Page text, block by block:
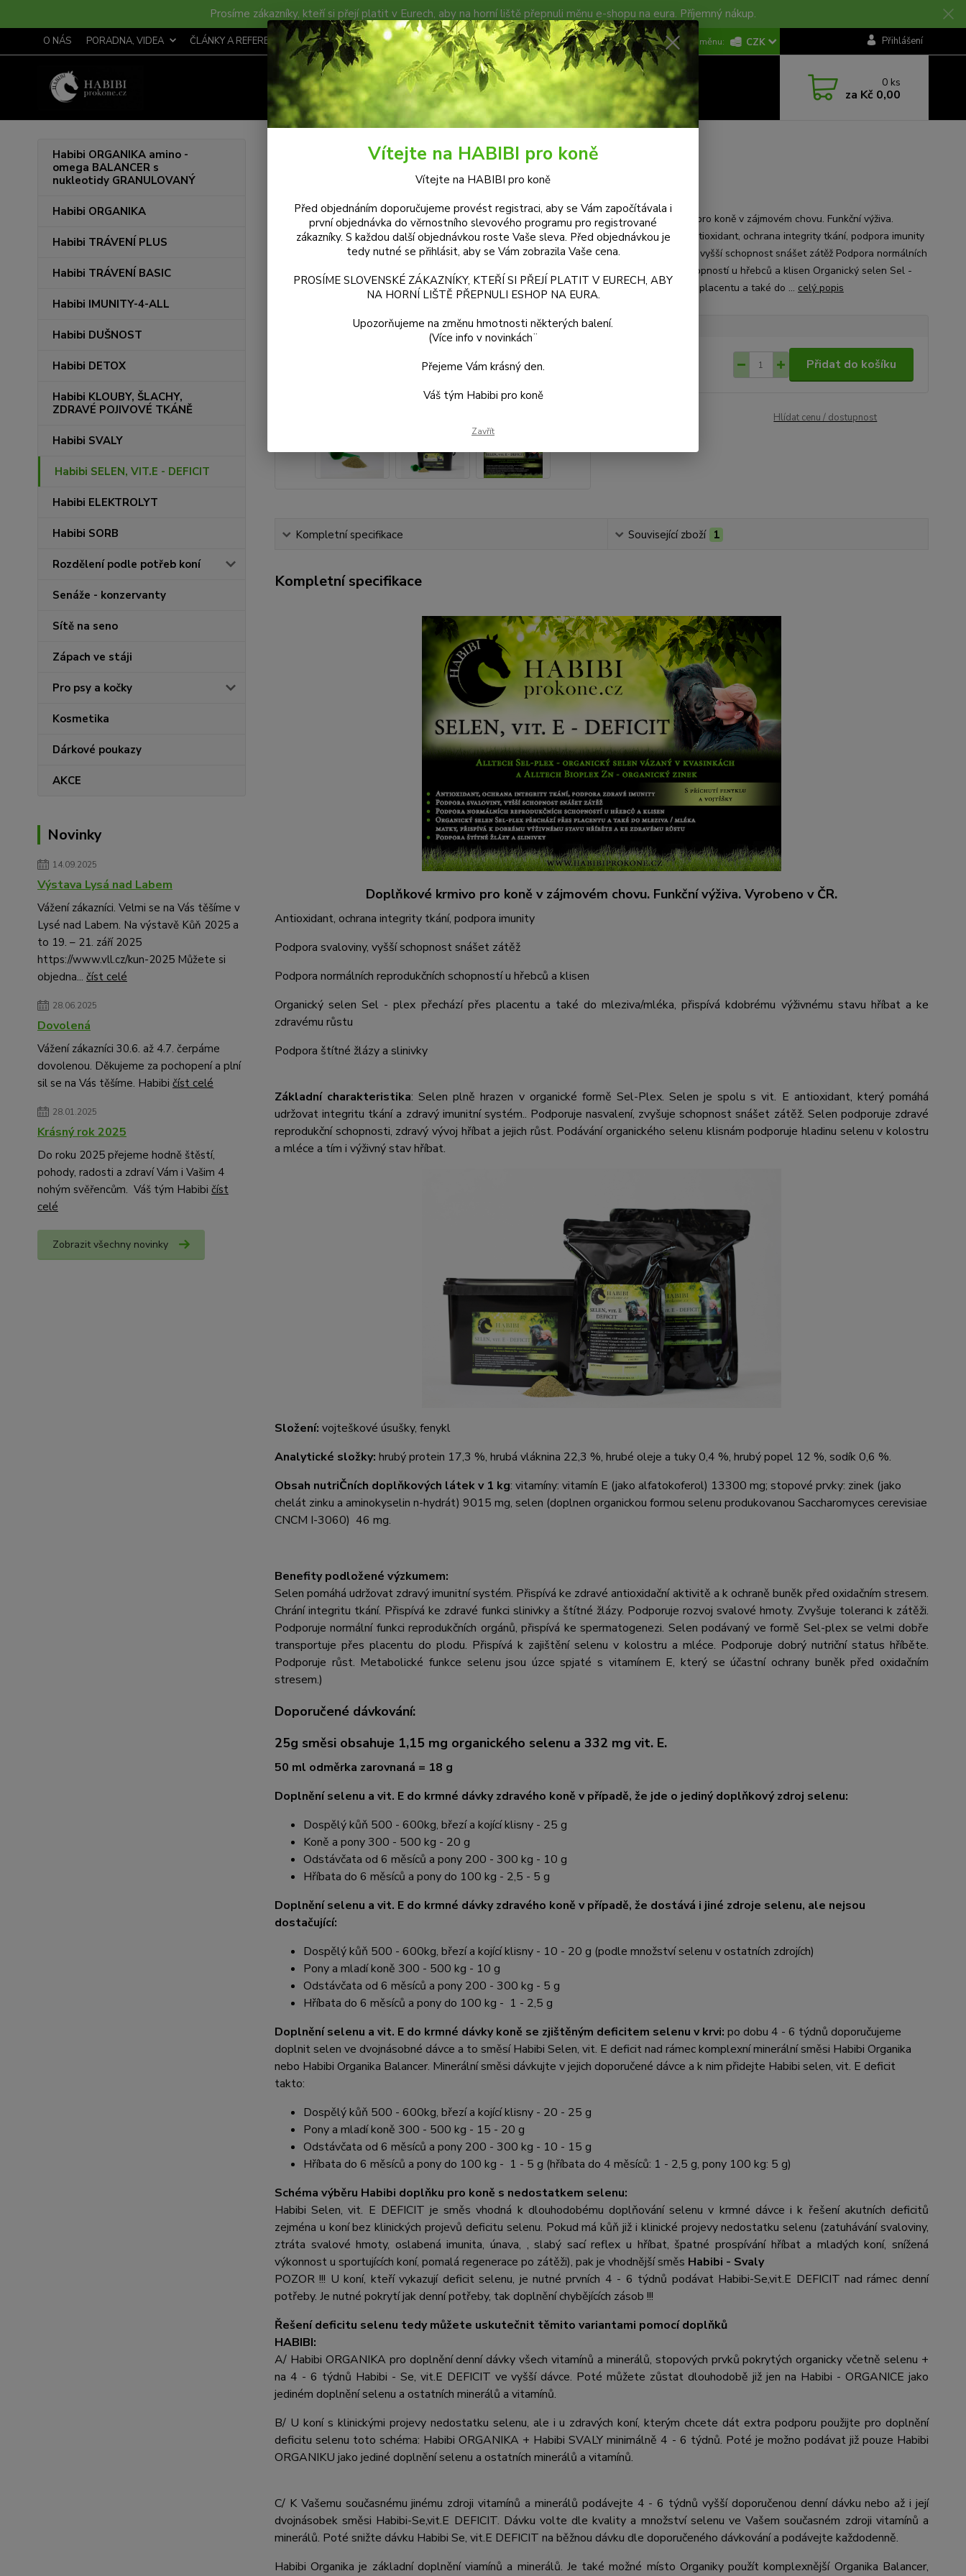
Prosíme zákazníky, kteří si přejí platit v Eurech, aby na horní liště přepnuli měnu e-shopu na eura. Příjemný nákup.
O NÁS PORADNA, VIDEA ČLÁNKY A REFERENCE STÁJ HABIBI KOŇSKÉ EXPEDICE PODMÍNKY A DOKUMENTY KONTAKTY CZK Přihlášení
Hledat 0 ks
za Kč 0,00
Habibi ORGANIKA amino -
omega BALANCER s
nukleotidy GRANULOVANÝ
Habibi ORGANIKA
Habibi TRÁVENÍ PLUS
Habibi TRÁVENÍ BASIC
Habibi IMUNITY-4-ALL
Habibi DUŠNOST
Habibi DETOX
Habibi KLOUBY, ŠLACHY,
ZDRAVÉ POJIVOVÉ TKÁNĚ
Habibi SVALY
Habibi SELEN, VIT.E - DEFICIT
Habibi ELEKTROLYT
Habibi SORB
Rozdělení podle potřeb koní
Senáže - konzervanty
Sítě na seno
Zápach ve stáji
Pro psy a kočky
Kosmetika
Dárkové poukazy
AKCE
Novinky
14.09.2025
Výstava Lysá nad Labem
Vážení zákazníci. Velmi se na Vás těšíme v
Lysé nad Labem. Na výstavě Kůň 2025 a
to 19. – 21. září 2025
https://www.vll.cz/kun-2025 Můžete si
objedna... číst celé
28.06.2025
Dovolená
Vážení zákazníci 30.6. až 4.7. čerpáme
dovolenou. Děkujeme za pochopení a plní
sil se na Vás těšíme. Habibi číst celé
28.01.2025
Krásný rok 2025
Do roku 2025 přejeme hodně štěstí,
pohody, radosti a zdraví Vám i Vašim 4
nohým svěřencům. Váš tým Habibi číst
celé
Zobrazit všechny novinky
Habibi SELEN, VIT.E - DEFICIT Habibi SELEN, VIT.E - DEFICIT 2,5 kg
Habibi SELEN, VIT.E - DEFICIT 2,5 kg
Doplňkové krmivo pro koně v zájmovém chovu. Funkční výživa.
Vyrobeno v ČR. Antioxidant, ochrana integrity tkání, podpora imunity
Podpora svaloviny, vyšší schopnost snášet zátěž Podpora normálních
reprodukčních schopností u hřebců a klisen Organický selen Sel -
plex přechází přes placentu a také do ... celý popis
Přidat do košíku
Hlídat cenu / dostupnost
Kompletní specifikace Související zboží 1
Kompletní specifikace
Doplňkové krmivo pro koně v zájmovém chovu. Funkční výživa. Vyrobeno v ČR.
Antioxidant, ochrana integrity tkání, podpora imunity
Podpora svaloviny, vyšší schopnost snášet zátěž
Podpora normálních reprodukčních schopností u hřebců a klisen
Organický selen Sel - plex přechází přes placentu a také do mleziva/mléka, přispívá kdobrému výživnému stavu hříbat a ke
zdravému růstu
Podpora štítné žlázy a slinivky
Základní charakteristika: Selen plně hrazen v organické formě Sel-Plex. Selen je spolu s vit. E antioxidant, který pomáhá
udržovat integritu tkání a zdravý imunitní systém.. Podporuje nasvalení, zvyšuje schopnost snášet zátěž. Selen podporuje zdravé
reprodukční schopnosti, zdravý vývoj hříbat a jejich růst. Podávání organického selenu klisnám podporuje hladinu selenu v kolostru
a mléce a tím i výživný stav hříbat.
Složení: vojteškové úsušky, fenykl
Analytické složky: hrubý protein 17,3 %, hrubá vláknina 22,3 %, hrubé oleje a tuky 0,4 %, hrubý popel 12 %, sodík 0,6 %.
Obsah nutriČních doplňkových látek v 1 kg: vitamíny: vitamín E (jako alfatokoferol) 13300 mg; stopové prvky: zinek (jako
chelát zinku a aminokyselin n-hydrát) 9015 mg, selen (doplnen organickou formou selenu produkovanou Saccharomyces cerevisiae
CNCM I-3060) 46 mg.
Benefity podložené výzkumem:
Selen pomáhá udržovat zdravý imunitní systém. Přispívá ke zdravé antioxidační aktivitě a k ochraně buněk před oxidačním stresem.
Chrání integritu tkání. Přispívá ke zdravé funkci slinivky a štítné žlázy. Podporuje rozvoj svalové hmoty. Zvyšuje toleranci k zátěži.
Podporuje normální funkci reprodukčních orgánů, přispívá ke spermatogenezi. Selen podávaný ve formě Sel-plex se velmi dobře
transportuje přes placentu do plodu. Přispívá k zajištění selenu v kolostru a mléce. Podporuje dobrý nutriční status hříběte.
Podporuje růst. Metabolické funkce selenu jsou úzce spjaté s vitamínem E, který se účastní ochrany buněk před oxidačním
stresem.)
Doporučené dávkování:
25g směsi obsahuje 1,15 mg organického selenu a 332 mg vit. E.
50 ml odměrka zarovnaná = 18 g
Doplnění selenu a vit. E do krmné dávky zdravého koně v případě, že jde o jediný doplňkový zdroj selenu:
Dospělý kůň 500 - 600kg, březí a kojící klisny - 25 g
Koně a pony 300 - 500 kg - 20 g
Odstávčata od 6 měsíců a pony 200 - 300 kg - 10 g
Hříbata do 6 měsíců a pony do 100 kg - 2,5 - 5 g
Doplnění selenu a vit. E do krmné dávky zdravého koně v případě, že dostává i jiné zdroje selenu, ale nejsou
dostačující:
Dospělý kůň 500 - 600kg, březí a kojící klisny - 10 - 20 g (podle množství selenu v ostatních zdrojích)
Pony a mladí koně 300 - 500 kg - 10 g
Odstávčata od 6 měsíců a pony 200 - 300 kg - 5 g
Hříbata do 6 měsíců a pony do 100 kg - 1 - 2,5 g
Doplnění selenu a vit. E do krmné dávky koně se zjištěným deficitem selenu v krvi: po dobu 4 - 6 týdnů doporučujeme
doplnit selen ve dvojnásobné dávce a to směsí Habibi Selen, vit. E deficit nad rámec komplexní minerální směsi Habibi Organika
nebo Habibi Organika Balancer. Minerální směsi dávkujte v jejich doporučené dávce a k nim přidejte Habibi selen, vit. E deficit
takto:
Dospělý kůň 500 - 600kg, březí a kojící klisny - 20 - 25 g
Pony a mladí koně 300 - 500 kg - 15 - 20 g
Odstávčata od 6 měsíců a pony 200 - 300 kg - 10 - 15 g
Hříbata do 6 měsíců a pony do 100 kg - 1 - 5 g (hříbata do 4 měsíců: 1 - 2,5 g, pony 100 kg: 5 g)
Schéma výběru Habibi doplňku pro koně s nedostatkem selenu:
Habibi Selen, vit. E DEFICIT je směs vhodná k dlouhodobému doplňování selenu v krmné dávce i k řešení akutních deficitů
zejména u koní bez klinických projevů deficitu selenu. Pokud má kůň již i klinické projevy nedostatku selenu (zatuhávání svaloviny,
ztráta svalové hmoty, oslabená imunita, únava, , slabý sací reflex u hříbat, špatné prospívání hříbat a mladých koní, snížená
výkonnost u sportujících koní, pomalá regenerace po zátěži), pak je vhodnější směs Habibi - Svaly
POZOR !!! U koní, kteří vykazují deficit selenu, je nutné prvních 4 - 6 týdnů podávat Habibi-Se,vit.E DEFICIT nad rámec denní
potřeby. Je nutné pokrytí jak denní potřeby, tak doplnění chybějících zásob !!!
Řešení deficitu selenu tedy můžete uskutečnit těmito variantami pomocí doplňků
HABIBI:
A/ Habibi ORGANIKA pro doplnění denní dávky všech vitamínů a minerálů, stopových prvků pokrytých organicky včetně selenu +
na 4 - 6 týdnů Habibi - Se, vit.E DEFICIT ve vyšší dávce. Poté můžete zůstat dlouhodobě již jen na Habibi - ORGANICE jako
jediném doplnění selenu a ostatních minerálů a vitamínů.
B/ U koní s klinickými projevy nedostatku selenu, ale i u zdravých koní, kterým chcete dát extra podporu použijte pro doplnění
deficitu selenu toto schéma: Habibi ORGANIKA + Habibi SVALY minimálně 4 - 6 týdnů. Poté je možno podávat již pouze Habibi
ORGANIKU jako jediné doplnění selenu a ostatních minerálů a vitamínů.
C/ K Vašemu současnému jinému zdroji vitamínů a minerálů podávejte 4 - 6 týdnů vyšší doporučenou denní dávku nebo až i její
dvojnásobek směsi Habibi-Se,vit.E DEFICIT. Dávku volte dle kvality a množství selenu ve Vašem současném zdroji vitamínů a
minerálů. Poté snižte dávku Habibi Se, vit.E DEFICIT na běžnou dávku dle doporučeného dávkování a podávejte každodenně.
Habibi Organika je základní doplnění viamínů a minerálů. Je také možné místo Organiky použít komplexnější Organika Balancer,
Vítejte na HABIBI pro koně
Vítejte na HABIBI pro koně
Před objednáním doporučujeme provést registraci, aby se Vám započítávala i
první objednávka do věrnostního slevového programu pro registrované
zákazníky. S každou další objednávkou roste Vaše sleva. Před objednávkou je
tedy nutné se přihlásit, aby se Vám zobrazila Vaše cena.
PROSÍME SLOVENSKÉ ZÁKAZNÍKY, KTEŘÍ SI PŘEJÍ PLATIT V EURECH, ABY
NA HORNÍ LIŠTĚ PŘEPNULI ESHOP NA EURA.
Upozorňujeme na změnu hmotnosti některých balení.
(Více info v novinkách¨
Přejeme Vám krásný den.
Váš tým Habibi pro koně
Zavřít